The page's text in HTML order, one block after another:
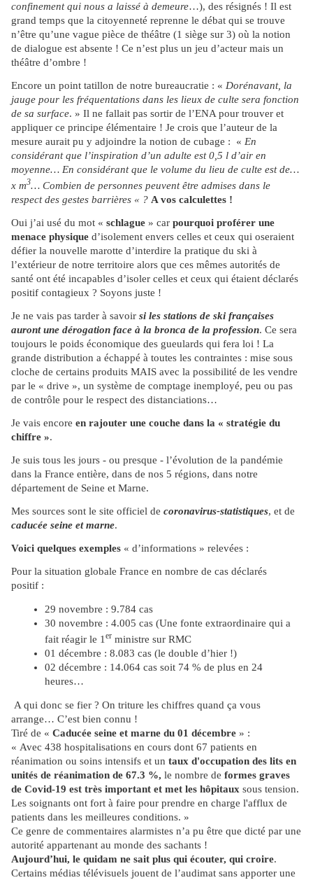
confinement qui nous a laissé à demeure…), des résignés ! Il est
grand temps que la citoyenneté reprenne le débat qui se trouve
n’être qu’une vague pièce de théâtre (1 siège sur 3) où la notion
de dialogue est absente ! Ce n’est plus un jeu d’acteur mais un
théâtre d’ombre !
Encore un point tatillon de notre bureaucratie : « Dorénavant, la
jauge pour les fréquentations dans les lieux de culte sera fonction
de sa surface. » Il ne fallait pas sortir de l’ENA pour trouver et
appliquer ce principe élémentaire ! Je crois que l’auteur de la
mesure aurait pu y adjoindre la notion de cubage : « En
considérant que l’inspiration d’un adulte est 0,5 l d’air en
moyenne… En considérant que le volume du lieu de culte est de…
x m3… Combien de personnes peuvent être admises dans le
respect des gestes barrières « ? A vos calculettes !
Oui j’ai usé du mot « schlague » car pourquoi proférer une
menace physique d’isolement envers celles et ceux qui oseraient
défier la nouvelle marotte d’interdire la pratique du ski à
l’extérieur de notre territoire alors que ces mêmes autorités de
santé ont été incapables d’isoler celles et ceux qui étaient déclarés
positif contagieux ? Soyons juste !
Je ne vais pas tarder à savoir si les stations de ski françaises
auront une dérogation face à la bronca de la profession. Ce sera
toujours le poids économique des gueulards qui fera loi ! La
grande distribution a échappé à toutes les contraintes : mise sous
cloche de certains produits MAIS avec la possibilité de les vendre
par le « drive », un système de comptage inemployé, peu ou pas
de contrôle pour le respect des distanciations…
Je vais encore en rajouter une couche dans la « stratégie du
chiffre ».
Je suis tous les jours - ou presque - l’évolution de la pandémie
dans la France entière, dans de nos 5 régions, dans notre
département de Seine et Marne.
Mes sources sont le site officiel de coronavirus-statistiques, et de
caducée seine et marne.
Voici quelques exemples « d’informations » relevées :
Pour la situation globale France en nombre de cas déclarés
positif :
29 novembre : 9.784 cas
30 novembre : 4.005 cas (Une fonte extraordinaire qui a
fait réagir le 1 er ministre sur RMC
01 décembre : 8.083 cas (le double d’hier !)
02 décembre : 14.064 cas soit 74 % de plus en 24
heures…
A qui donc se fier ? On triture les chiffres quand ça vous
arrange… C’est bien connu !
Tiré de « Caducée seine et marne du 01 décembre » :
« Avec 438 hospitalisations en cours dont 67 patients en
réanimation ou soins intensifs et un taux d'occupation des lits en
unités de réanimation de 67.3 %, le nombre de formes graves
de Covid-19 est très important et met les hôpitaux sous tension.
Les soignants ont fort à faire pour prendre en charge l'afflux de
patients dans les meilleures conditions. »
Ce genre de commentaires alarmistes n’a pu être que dicté par une
autorité appartenant au monde des sachants !
Aujourd’hui, le quidam ne sait plus qui écouter, qui croire.
Certains médias télévisuels jouent de l’audimat sans apporter une